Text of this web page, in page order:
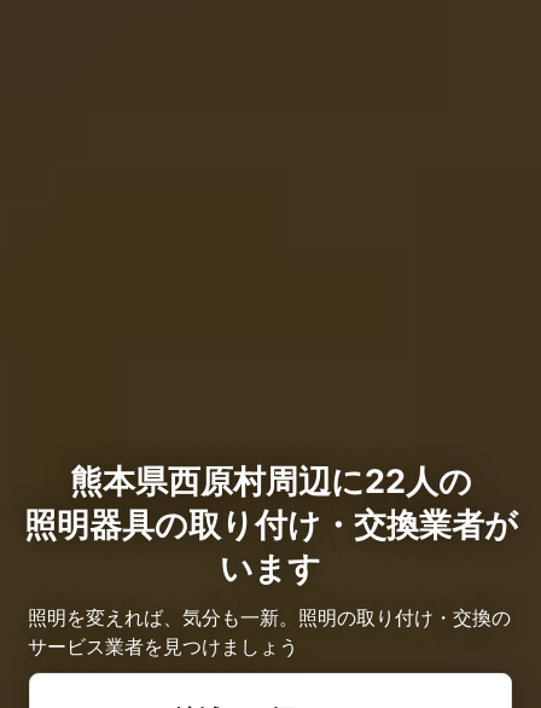
熊本県西原村周辺に22人の
照明器具の取り付け・交換業者が
います
照明を変えれば、気分も一新。照明の取り付け・交換の
サービス業者を見つけましょう